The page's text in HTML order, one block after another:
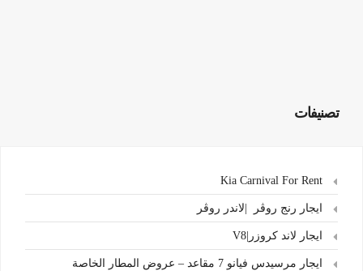
تصنيفات
ايجار رنج روڤر |لاندر روڤر
ايجار لاند كروزر|V8
ايجار مرسيدس فيانو 7 مقاعد – عروض المطار الخاصة